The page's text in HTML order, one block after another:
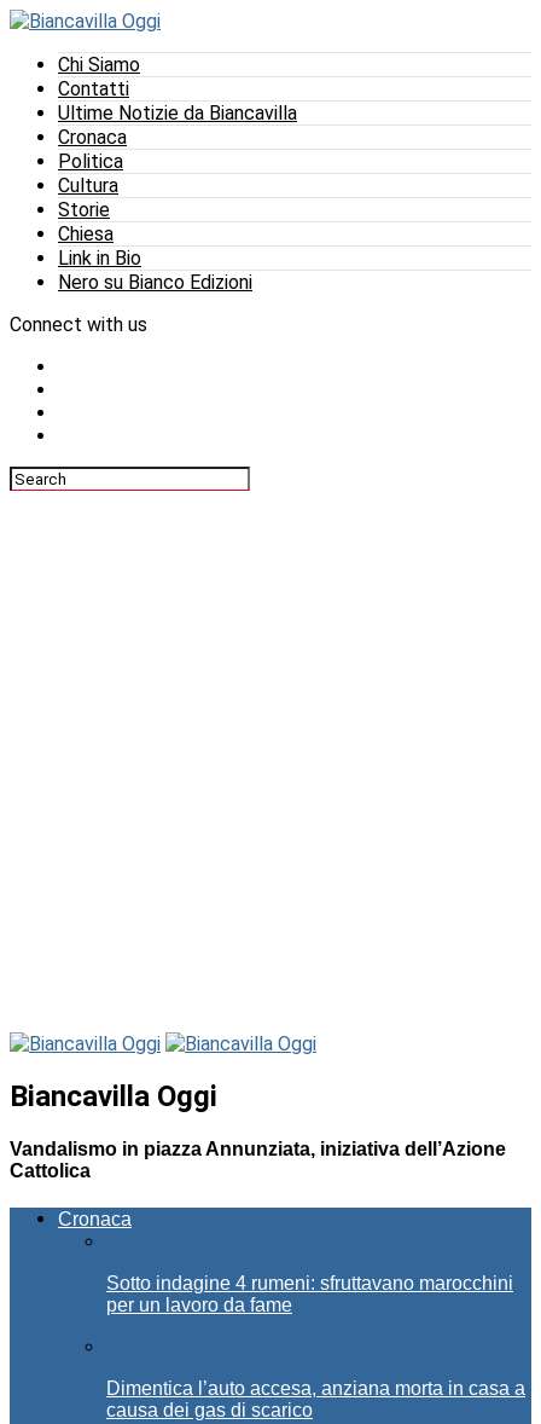
Chi Siamo
Contatti
Ultime Notizie da Biancavilla
Cronaca
Politica
Cultura
Storie
Chiesa
Link in Bio
Nero su Bianco Edizioni
Connect with us
Biancavilla Oggi
Vandalismo in piazza Annunziata, iniziativa dell’Azione
Cattolica
Cronaca
Sotto indagine 4 rumeni: sfruttavano marocchini
per un lavoro da fame
Dimentica l’auto accesa, anziana morta in casa a
causa dei gas di scarico